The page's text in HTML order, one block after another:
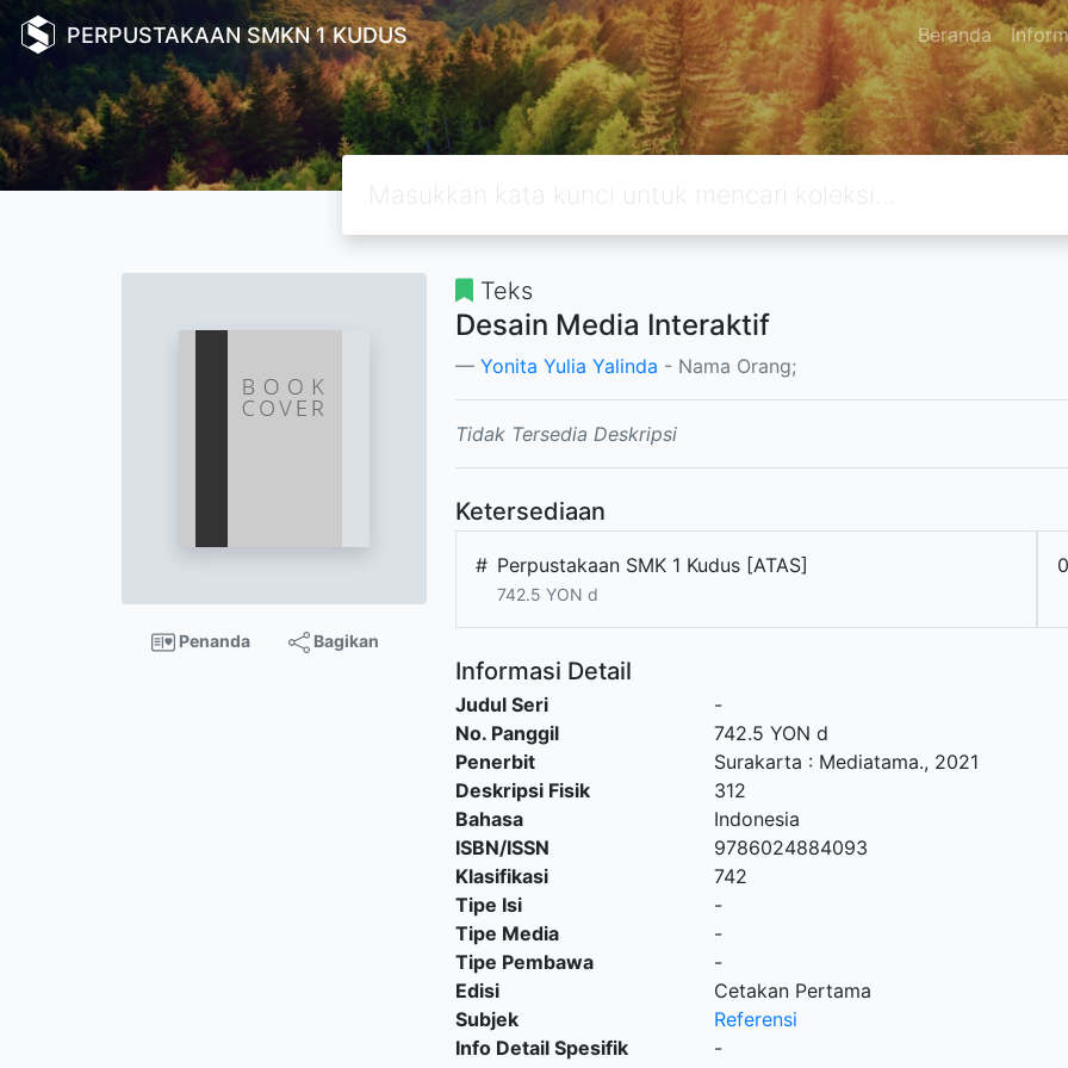
PERPUSTAKAAN SMKN 1 KUDUS Beranda
Penanda Bagikan
Teks
Desain Media Interaktif
Yonita Yulia Yalinda - Nama Orang;
Tidak Tersedia Deskripsi
Ketersediaan
# Perpustakaan SMK 1 Kudus [ATAS]
742.5 YON d
Informasi Detail
Judul Seri
-
No. Panggil
742.5 YON d
Penerbit
Surakarta : Mediatama., 2021
Deskripsi Fisik
312
Bahasa
Indonesia
ISBN/ISSN
9786024884093
Klasifikasi
742
Tipe Isi
-
Tipe Media
-
Tipe Pembawa
-
Edisi
Cetakan Pertama
Subjek
Referensi
Info Detail Spesifik
-